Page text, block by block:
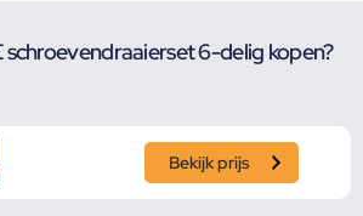
schroevendraaierset 6-delig kopen?
Bekijk prijs